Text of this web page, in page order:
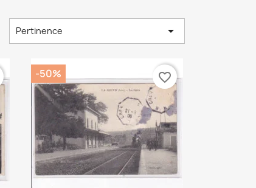
Pertinence 
-50% favorite_border